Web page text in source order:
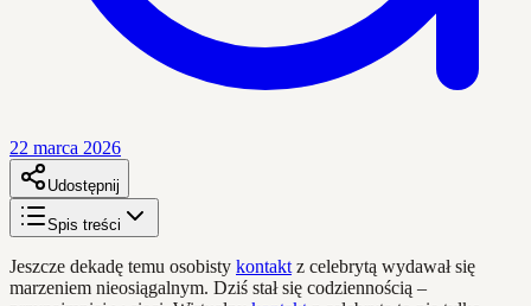
22 marca 2026
Udostępnij
Spis treści
Jeszcze dekadę temu osobisty kontakt z celebrytą wydawał się
marzeniem nieosiągalnym. Dziś stał się codziennością –